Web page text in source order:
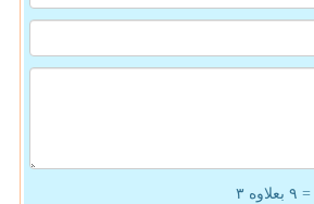
= ۹ بعلاوه ۳